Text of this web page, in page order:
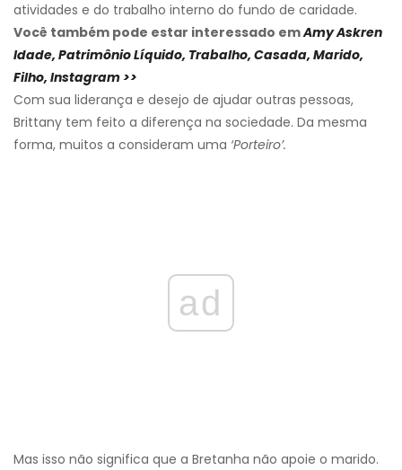
atividades e do trabalho interno do fundo de caridade.
Você também pode estar interessado emAmy Askren
Idade, Patrimônio Líquido, Trabalho, Casada, Marido,
Filho, Instagram >>
Com sua liderança e desejo de ajudar outras pessoas,
Brittany tem feito a diferença na sociedade. Da mesma
forma, muitos a consideram uma ‘Porteiro’.
ad
Mas isso não significa que a Bretanha não apoie o marido.